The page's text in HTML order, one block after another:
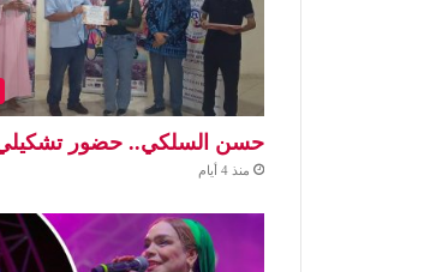
حسن السلكي.. حضور
منذ 4 أيام